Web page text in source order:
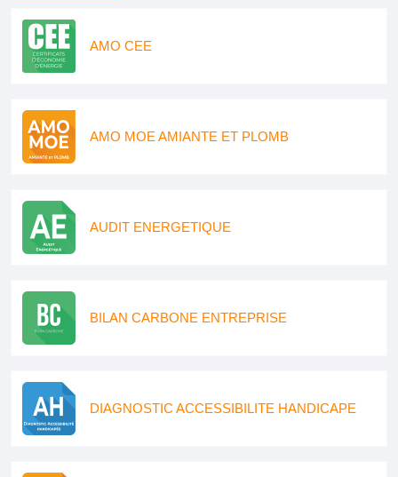
AMO CEE
AMO MOE AMIANTE ET PLOMB
AUDIT ENERGETIQUE
BILAN CARBONE ENTREPRISE
DIAGNOSTIC ACCESSIBILITE HANDICAPE